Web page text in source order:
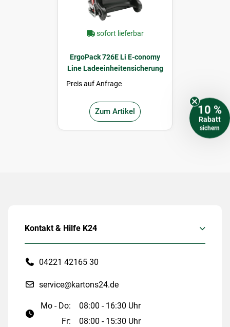
sofort lieferbar
ErgoPack 726E Li E-conomy
Line Ladeeinheitensicherung
Preis auf Anfrage
Zum Artikel
Kontakt & Hilfe K24
04221 42165 30
service@kartons24.de
Mo - Do:
08:00 - 16:30 Uhr
Fr:
08:00 - 15:30 Uhr
10 %
Rabatt
sichern